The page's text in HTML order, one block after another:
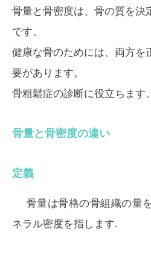
骨量と骨密度は、骨の質を決
です。
健康な骨のためには、両方を
要があります。
骨粗鬆症の診断に役立ちます。
骨量と骨密度の違い
定義
骨量は骨格の骨組織の量
ネラル密度を指します.